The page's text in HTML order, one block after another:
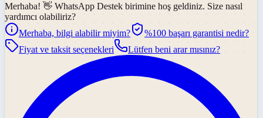
Merhaba! 👋 WhatsApp Destek birimine hoş geldiniz. Size nasıl
yardımcı olabiliriz?
Merhaba, bilgi alabilir miyim?
%100 başarı garantisi nedir?
Fiyat ve taksit seçenekleri
Lütfen beni arar mısınız?